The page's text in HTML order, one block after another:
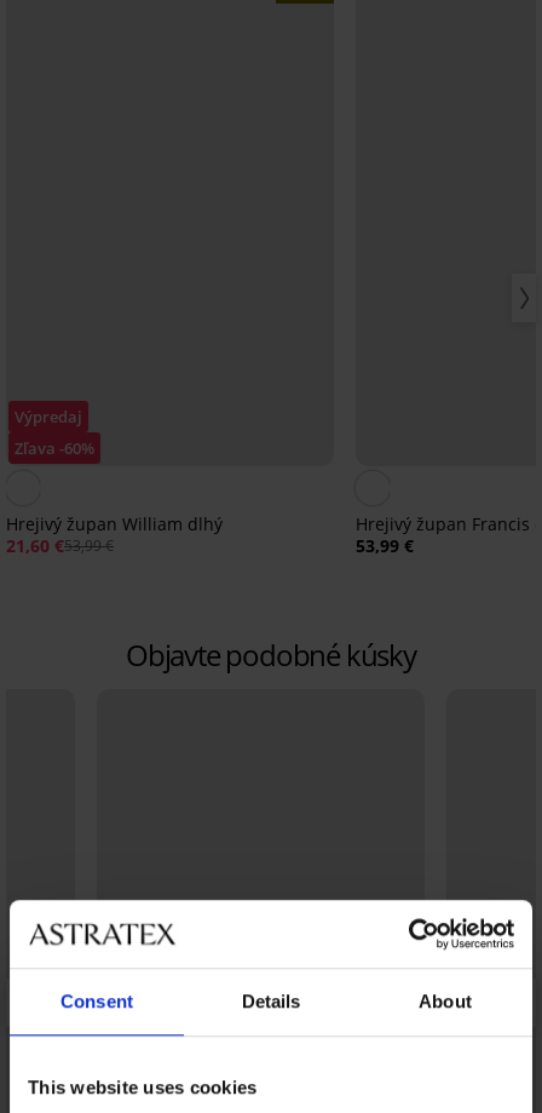
Consent Details About
This website uses cookies
Výpredaj
Zľava -60%
Hrejivý župan William dlhý
21,60 €53,99 €
Hrejivý župan Francis
53,99 €
Objavte podobné kúsky